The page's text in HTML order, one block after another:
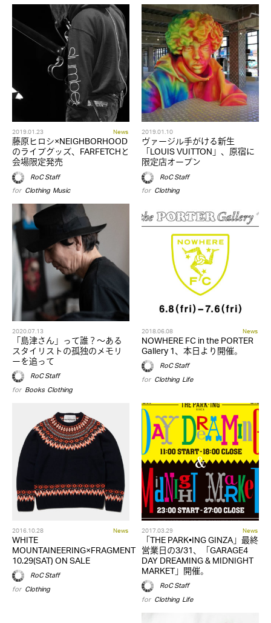
2019.01.23 News
藤原ヒロシ×NEIGHBORHOOD
のライブグッズ、FARFETCHと
会場限定発売
RoC Staff
for Clothing,Music
2019.01.10
ヴァージル手がける新生
「LOUIS VUITTON」、原宿に
限定店オープン
RoC Staff
for Clothing
2020.07.13
「島津さん」って誰？～ある
スタイリストの孤独のメモリ
ーを追って
RoC Staff
for Books,Clothing
2018.06.08 News
NOWHERE FC in the PORTER
Gallery 1、本日より開催。
RoC Staff
for Clothing,Life
2016.10.28 News
WHITE
MOUNTAINEERING×FRAGMENT
10.29(SAT) ON SALE
RoC Staff
for Clothing
2017.03.29 News
「THE PARK•ING GINZA」最終
営業日の3/31、「GARAGE4
DAY DREAMING & MIDNIGHT
MARKET」開催。
RoC Staff
for Clothing,Life